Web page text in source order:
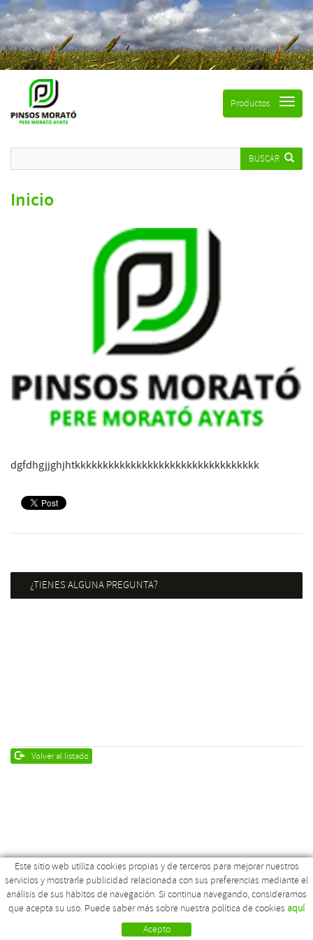
Productos
BUSCAR
Inicio
dgfdhgjjghjhtkkkkkkkkkkkkkkkkkkkkkkkkkkkkkkkkk
¿TIENES ALGUNA PREGUNTA?
Volver al listado
Empresa
Calidad y trazabilidad
Situación
Can Polit Nou, s/n
17179 La Pinya - Girona
972 268 569
EMPRESA
Este sitio web utiliza cookies propias y de terceros para mejorar nuestros
servicios y mostrarle publicidad relacionada con sus preferencias mediante el
análisis de sus hábitos de navegación. Si continua navegando, consideramos
que acepta su uso. Puede saber más sobre nuestra política de cookies aquí
Acepto